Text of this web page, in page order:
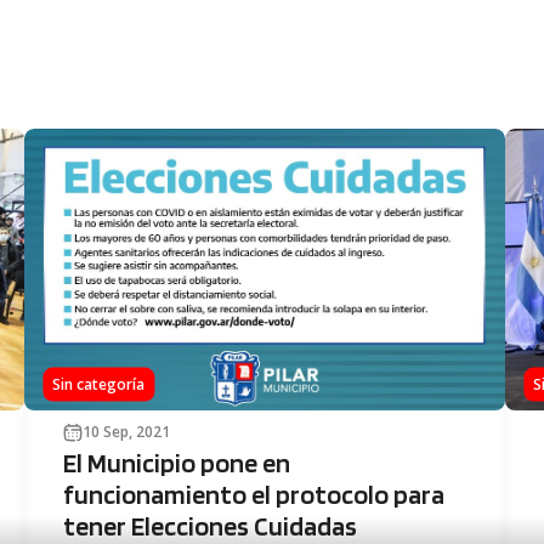
Sin categoría
10 Sep, 2021
El Municipio pone en
funcionamiento el protocolo para
tener Elecciones Cuidadas